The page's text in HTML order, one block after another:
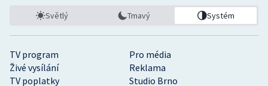
TV program
Pro média
Živé vysílání
Reklama
TV poplatky
Studio Brno
Světlý Tmavý Systém